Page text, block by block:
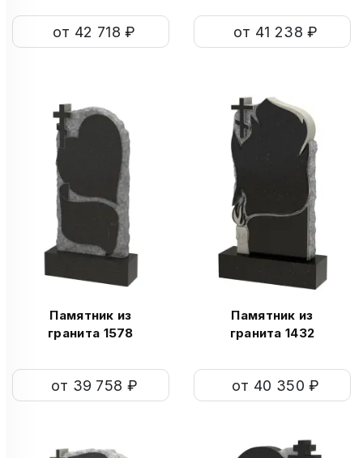
от 42 718 ₽ от 41 238 ₽
Памятник из
гранита 1578
от 39 758 ₽
Памятник из
гранита 1432
от 40 350 ₽